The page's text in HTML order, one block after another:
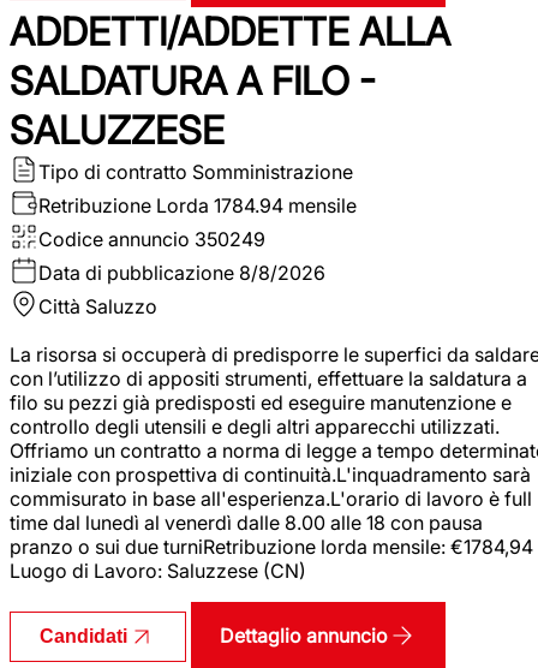
ADDETTI/ADDETTE ALLA
SALDATURA A FILO -
SALUZZESE
Tipo di contratto Somministrazione
Retribuzione Lorda 1784.94 mensile
Codice annuncio 350249
Data di pubblicazione 8/8/2026
Città Saluzzo
La risorsa si occuperà di predisporre le superfici da
con l’utilizzo di appositi strumenti, effettuare la saldatura a
filo su pezzi già predisposti ed eseguire manutenzione e
controllo degli utensili e degli altri apparecchi utilizzati.
Offriamo un contratto a norma di legge a tempo
iniziale con prospettiva di continuità.L'inquadramento sarà
commisurato in base all'esperienza.L'orario di lavoro è full
time dal lunedì al venerdì dalle 8.00 alle 18 con pausa
pranzo o sui due turniRetribuzione lorda mensile: €1784,94
Luogo di Lavoro: Saluzzese (CN)
Candidati Dettaglio annuncio